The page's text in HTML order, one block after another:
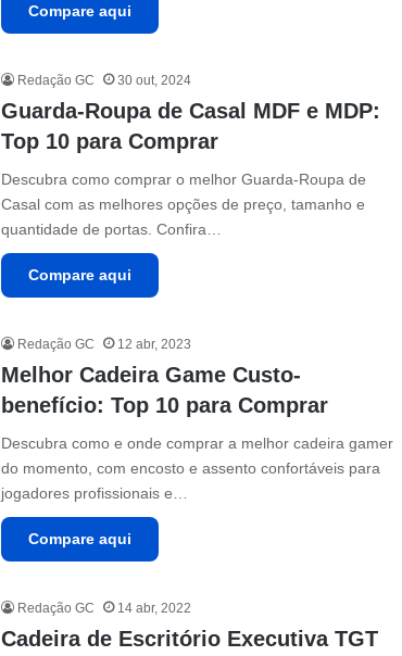
Compare aqui
Redação GC 30 out, 2024
Guarda-Roupa de Casal MDF e MDP:
Top 10 para Comprar
Descubra como comprar o melhor Guarda-Roupa de
Casal com as melhores opções de preço, tamanho e
quantidade de portas. Confira…
Compare aqui
Redação GC 12 abr, 2023
Melhor Cadeira Game Custo-
benefício: Top 10 para Comprar
Descubra como e onde comprar a melhor cadeira gamer
do momento, com encosto e assento confortáveis para
jogadores profissionais e…
Compare aqui
Redação GC 14 abr, 2022
Cadeira de Escritório Executiva TGT